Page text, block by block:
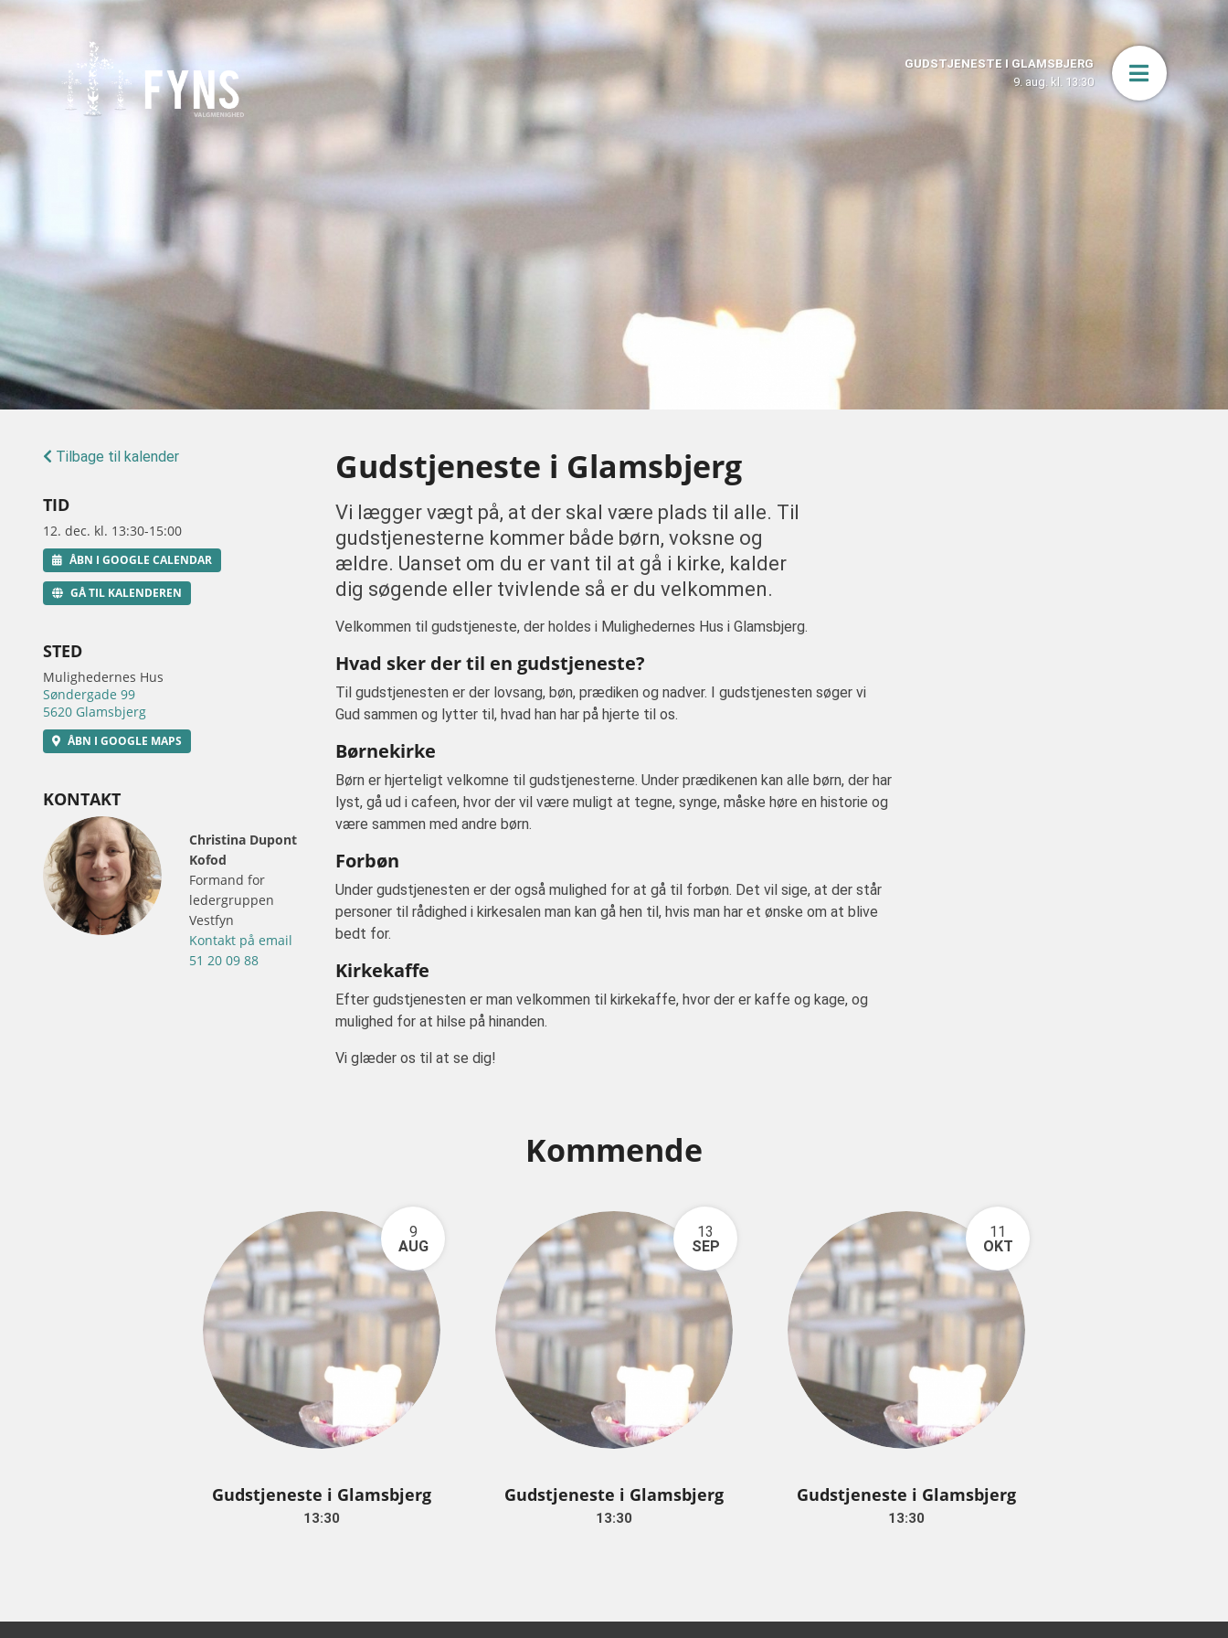
GUDSTJENESTE I GLAMSBJERG
9. aug. kl. 13:30
Åbn
Tilbage til kalender
TID
12. dec. kl. 13:30-15:00
ÅBN I GOOGLE CALENDAR
GÅ TIL KALENDEREN
STED
Mulighedernes Hus
Søndergade 99
5620 Glamsbjerg
ÅBN I GOOGLE MAPS
KONTAKT
Christina Dupont
Kofod
Formand for
ledergruppen
Vestfyn
Kontakt på email
51 20 09 88
Gudstjeneste i Glamsbjerg
Vi lægger vægt på, at der skal være plads til alle. Til
gudstjenesterne kommer både børn, voksne og
ældre. Uanset om du er vant til at gå i kirke, kalder
dig søgende eller tvivlende så er du velkommen.
Velkommen til gudstjeneste, der holdes i Mulighedernes Hus i Glamsbjerg.
Hvad sker der til en gudstjeneste?
Til gudstjenesten er der lovsang, bøn, prædiken og nadver. I gudstjenesten søger vi
Gud sammen og lytter til, hvad han har på hjerte til os.
Børnekirke
Børn er hjerteligt velkomne til gudstjenesterne. Under prædikenen kan alle børn, der har
lyst, gå ud i cafeen, hvor der vil være muligt at tegne, synge, måske høre en historie og
være sammen med andre børn.
Forbøn
Under gudstjenesten er der også mulighed for at gå til forbøn. Det vil sige, at der står
personer til rådighed i kirkesalen man kan gå hen til, hvis man har et ønske om at blive
bedt for.
Kirkekaffe
Efter gudstjenesten er man velkommen til kirkekaffe, hvor der er kaffe og kage, og
mulighed for at hilse på hinanden.
Vi glæder os til at se dig!
Kommende
9
AUG
Gudstjeneste i Glamsbjerg
13:30
13
SEP
Gudstjeneste i Glamsbjerg
13:30
11
OKT
Gudstjeneste i Glamsbjerg
13:30